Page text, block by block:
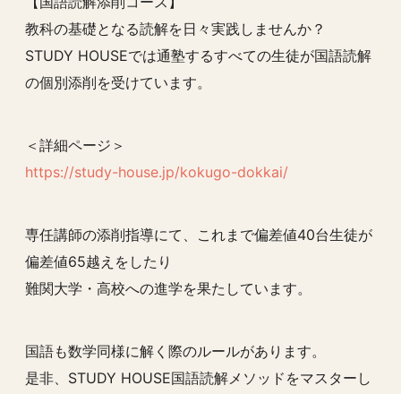
教科の基礎となる読解を日々実践しませんか？
STUDY HOUSEでは通塾するすべての生徒が国語読解
の個別添削を受けています。
＜詳細ページ＞
https://study-house.jp/kokugo-dokkai/
専任講師の添削指導にて、これまで偏差値40台生徒が
偏差値65越えをしたり
難関大学・高校への進学を果たしています。
国語も数学同様に解く際のルールがあります。
是非、STUDY HOUSE国語読解メソッドをマスターし